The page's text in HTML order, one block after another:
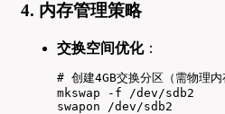
4. 内存管理策略
交换空间优化：
# 创建4GB交换分区（需物理内
mkswap -f /dev/sdb2
swapon /dev/sdb2